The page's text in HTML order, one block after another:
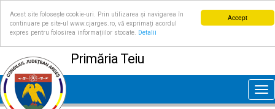
Accept
Acest site folosește cookie-uri. Prin utilizarea și navigarea în
continuare pe site-ul www.cjarges.ro, vă exprimați acordul
expres pentru folosirea informațiilor stocate.
Detalii
Primăria Teiu